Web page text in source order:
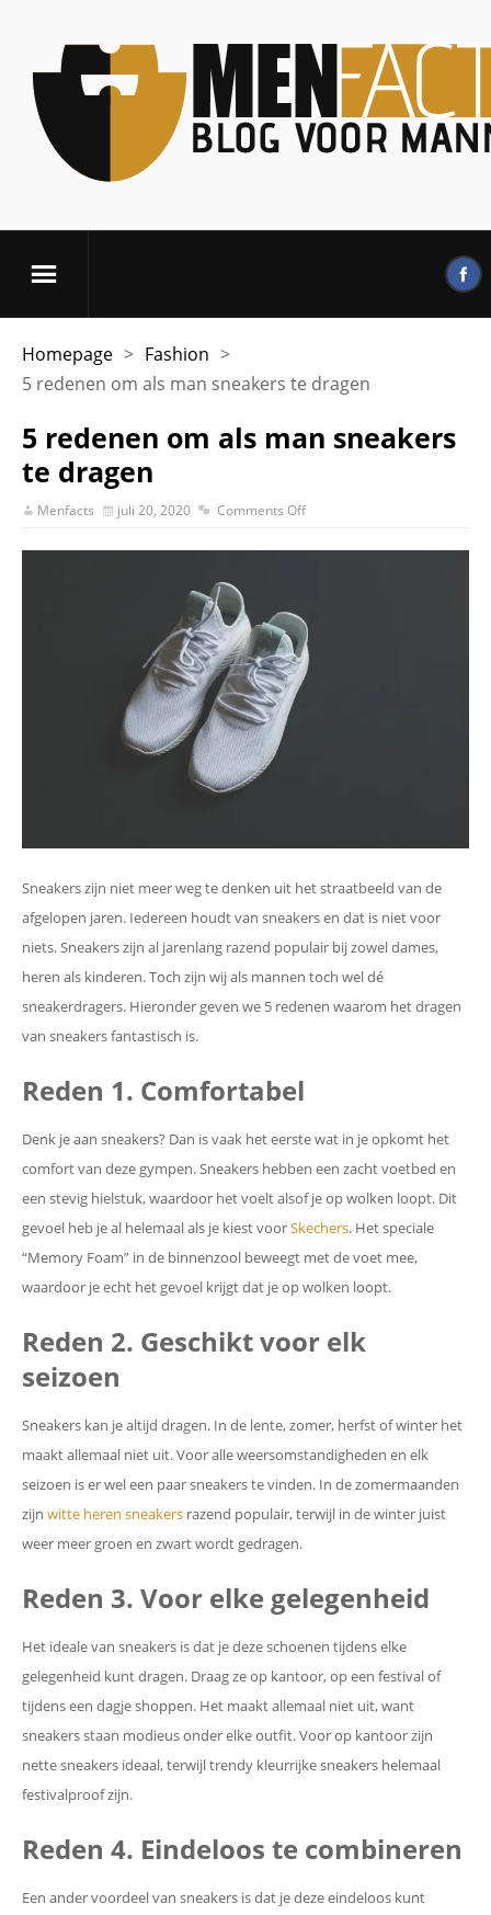
Homepage > Fashion >
5 redenen om als man sneakers te dragen
5 redenen om als man sneakers
te dragen
Menfacts juli 20, 2020 Comments Off
Sneakers zijn niet meer weg te denken uit het straatbeeld van de
afgelopen jaren. Iedereen houdt van sneakers en dat is niet voor
niets. Sneakers zijn al jarenlang razend populair bij zowel dames,
heren als kinderen. Toch zijn wij als mannen toch wel dé
sneakerdragers. Hieronder geven we 5 redenen waarom het dragen
van sneakers fantastisch is.
Reden 1. Comfortabel
Denk je aan sneakers? Dan is vaak het eerste wat in je opkomt het
comfort van deze gympen. Sneakers hebben een zacht voetbed en
een stevig hielstuk, waardoor het voelt alsof je op wolken loopt. Dit
gevoel heb je al helemaal als je kiest voorSkechers. Het speciale
“Memory Foam” in de binnenzool beweegt met de voet mee,
waardoor je echt het gevoel krijgt dat je op wolken loopt.
Reden 2. Geschikt voor elk
seizoen
Sneakers kan je altijd dragen. In de lente, zomer, herfst of winter het
maakt allemaal niet uit. Voor alle weersomstandigheden en elk
seizoen is er wel een paar sneakers te vinden. In de zomermaanden
zijn witte heren sneakers razend populair, terwijl in de winter juist
weer meer groen en zwart wordt gedragen.
Reden 3. Voor elke gelegenheid
Het ideale van sneakers is dat je deze schoenen tijdens elke
gelegenheid kunt dragen. Draag ze op kantoor, op een festival of
tijdens een dagje shoppen. Het maakt allemaal niet uit, want
sneakers staan modieus onder elke outfit. Voor op kantoor zijn
nette sneakers ideaal, terwijl trendy kleurrijke sneakers helemaal
festivalproof zijn.
Reden 4. Eindeloos te combineren
Een ander voordeel van sneakers is dat je deze eindeloos kunt